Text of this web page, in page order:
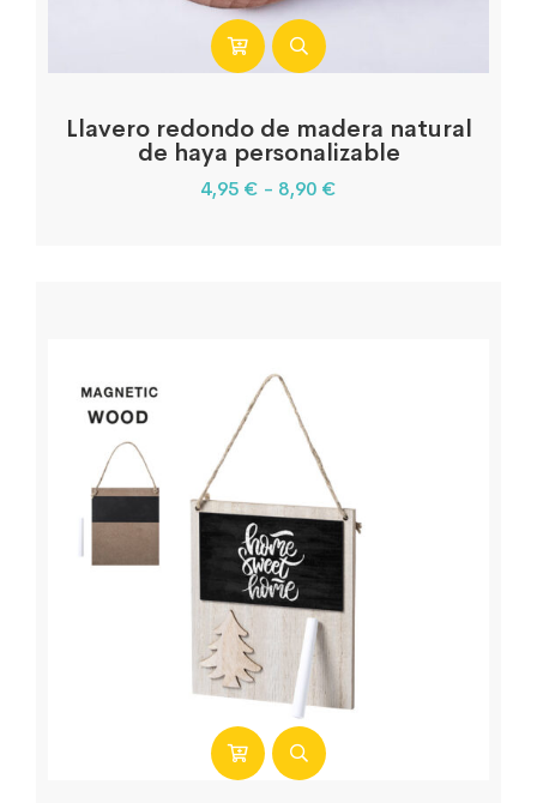
Llavero redondo de madera natural
de haya personalizable
4,95 € - 8,90 €